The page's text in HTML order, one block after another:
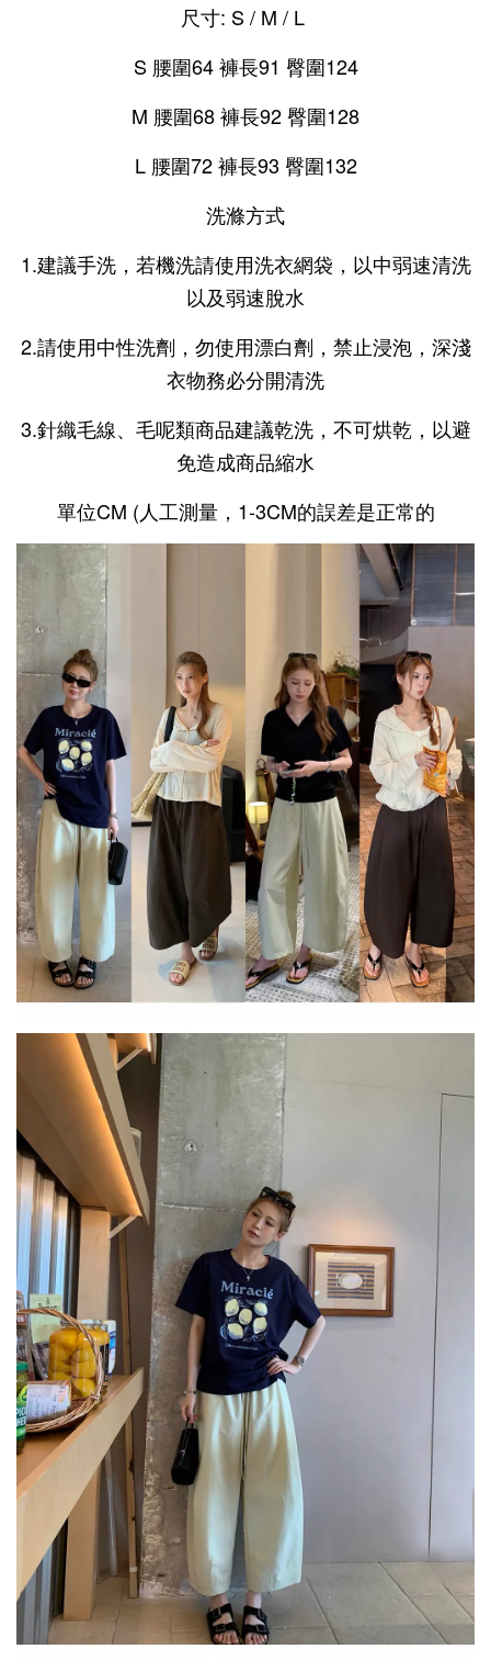
尺寸: S / M / L
S 腰圍64 褲長91 臀圍124
M 腰圍68 褲長92 臀圍128
L 腰圍72 褲長93 臀圍132
洗滌方式
1.建議手洗，若機洗請使用洗衣網袋，以中弱速清洗
以及弱速脫水
2.請使用中性洗劑，勿使用漂白劑，禁止浸泡，深淺
衣物務必分開清洗
3.針織毛線、毛呢類商品建議乾洗，不可烘乾，以避
免造成商品縮水
單位CM (人工測量，1-3CM的誤差是正常的